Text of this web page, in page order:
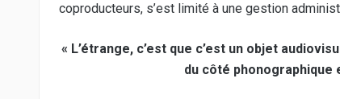
coproducteurs, s’est limité à une gestion
« L’étrange, c’est que c’est un objet
du côté phonographique